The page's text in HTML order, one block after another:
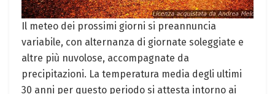
Il meteo dei prossimi giorni si preannuncia
variabile, con alternanza di giornate soleggiate e
altre più nuvolose, accompagnate da
precipitazioni. La temperatura media degli ultimi
30 anni per questo periodo si attesta intorno ai